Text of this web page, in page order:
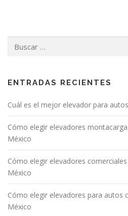
ENTRADAS RECIENTES
Cuál es el mejor elevador para
Cómo elegir elevadores
México
Cómo elegir elevadores
México
Cómo elegir elevadores para autos
México